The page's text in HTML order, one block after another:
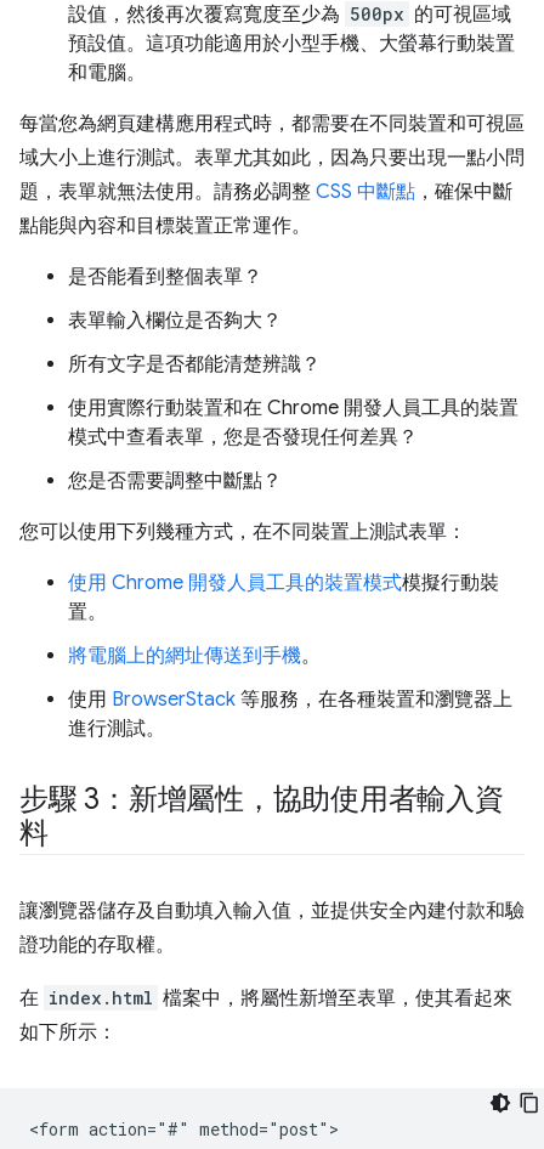
設值，然後再次覆寫寬度至少為 500px 的可視區域
預設值。這項功能適用於小型手機、大螢幕行動裝置
和電腦。
每當您為網頁建構應用程式時，都需要在不同裝置和可視區
域大小上進行測試。表單尤其如此，因為只要出現一點小問
題，表單就無法使用。請務必調整 CSS 中斷點 ，確保中斷
點能與內容和目標裝置正常運作。
是否能看到整個表單？
表單輸入欄位是否夠大？
所有文字是否都能清楚辨識？
使用實際行動裝置和在 Chrome 開發人員工具的裝置
模式中查看表單，您是否發現任何差異？
您是否需要調整中斷點？
您可以使用下列幾種方式，在不同裝置上測試表單：
使用 Chrome 開發人員工具的裝置模式模擬行動裝
置。
將電腦上的網址傳送到手機。
使用 BrowserStack 等服務，在各種裝置和瀏覽器上
進行測試。
步驟 3：新增屬性，協助使用者輸入資
料
讓瀏覽器儲存及自動填入輸入值，並提供安全內建付款和驗
證功能的存取權。
在 index.html 檔案中，將屬性新增至表單，使其看起來
如下所示：
<form action="#" method="post">